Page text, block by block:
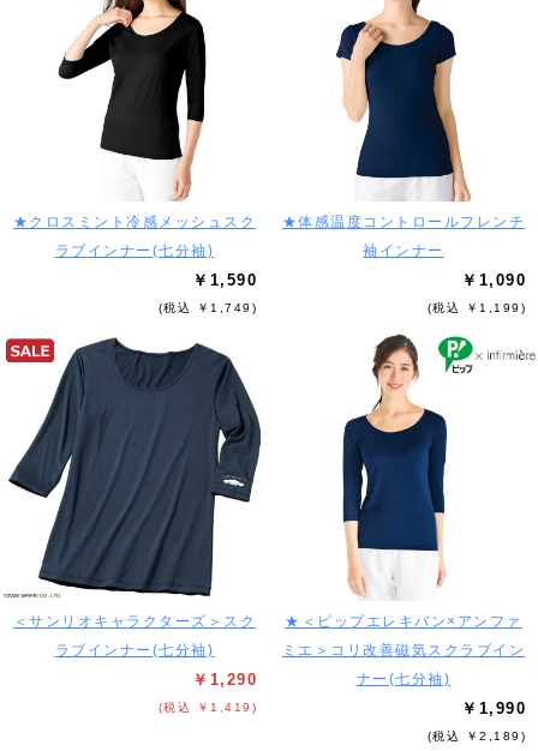
★クロスミント冷感メッシュスク
ラブインナー(七分袖)
￥1,590
(税込 ￥1,749)
★体感温度コントロールフレンチ
袖インナー
￥1,090
(税込 ￥1,199)
＜サンリオキャラクターズ＞スク
ラブインナー(七分袖)
￥1,290
(税込 ￥1,419)
★＜ピップエレキバン×アンファ
ミエ＞コリ改善磁気スクラブイン
ナー(七分袖)
￥1,990
(税込 ￥2,189)